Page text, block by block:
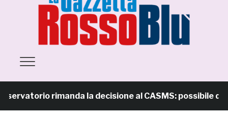
rimanda la decisione al CASMS: possibile